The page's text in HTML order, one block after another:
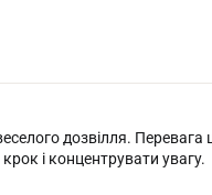
дозвілля. Перевага
і концентрувати увагу.